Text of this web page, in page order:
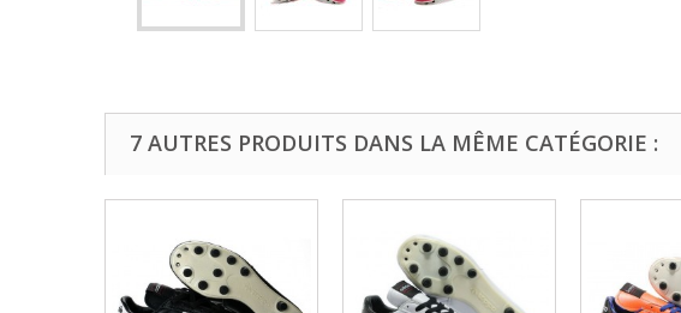
7 AUTRES PRODUITS DANS LA MÊME CATÉGORIE :